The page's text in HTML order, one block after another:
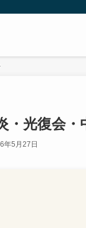
・光復会
年5月27日